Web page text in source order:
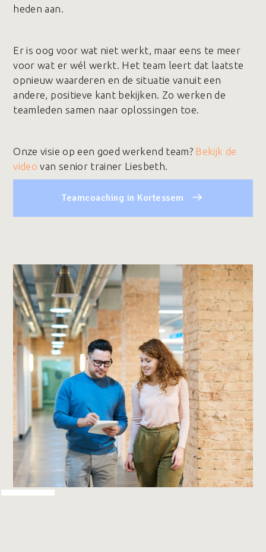
heden aan.
Er is oog voor wat niet werkt, maar eens te meer
voor wat er wél werkt. Het team leert dat laatste
opnieuw waarderen en de situatie vanuit een
andere, positieve kant bekijken. Zo werken de
teamleden samen naar oplossingen toe.
Onze visie op een goed werkend team? Bekijk de
video van senior trainer Liesbeth.
Teamcoaching in Kortessem